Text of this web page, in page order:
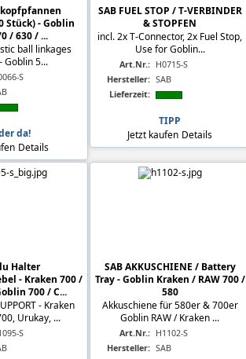
Stück) - Goblin
/ 630 / ...
ball linkages
Goblin 5...
S
da!
Details
SAB FUEL STOP / T-VERBINDER
& STOPFEN
incl. 2x T-Connector, 2x Fuel Stop,
Use for Goblin...
Art.Nr.: H0715-S
Hersteller: SAB
Lieferzeit:
TIPP
Jetzt kaufen Details
Halter
- Kraken 700 /
700 / C...
- Kraken
Urukay, ...
S
SAB AKKUSCHIENE / Battery
Tray - Goblin Kraken / RAW 700 /
580
Akkuschiene für 580er & 700er
Goblin RAW / Kraken ...
Art.Nr.: H1102-S
Hersteller: SAB